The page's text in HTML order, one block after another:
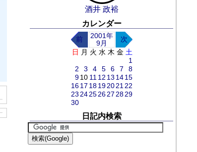
酒井 政裕
カレンダー
前
2001年
9月
次
日 月 火 水 木 金 土
1
2
3 4 5 6 7
8
9 10 11 12 13 14 15
16 17 18 19 20 21 22
23 24 25 26 27 28 29
30
日記内検索